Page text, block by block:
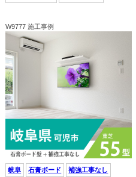
W9777 施工事例
岐阜 石膏ボード 補強工事なし